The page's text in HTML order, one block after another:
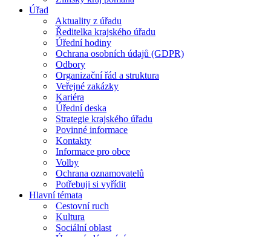
Úřad
Aktuality z úřadu
Ředitelka krajského úřadu
Úřední hodiny
Ochrana osobních údajů (GDPR)
Odbory
Organizační řád a struktura
Veřejné zakázky
Kariéra
Úřední deska
Strategie krajského úřadu
Povinné informace
Kontakty
Informace pro obce
Volby
Ochrana oznamovatelů
Potřebuji si vyřídit
Hlavní témata
Cestovní ruch
Kultura
Sociální oblast